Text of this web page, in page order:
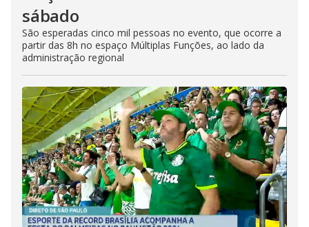
sábado
São esperadas cinco mil pessoas no evento, que ocorre a
partir das 8h no espaço Múltiplas Funções, ao lado da
administração regional